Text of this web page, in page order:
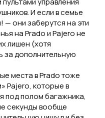
И если в семье
— они заберутся на эти
на Prado и Pajero не
лишен (хотя
за дополнительную
места в Prado тоже
Pajero, которые в
под полом багажника,
секунды вообще